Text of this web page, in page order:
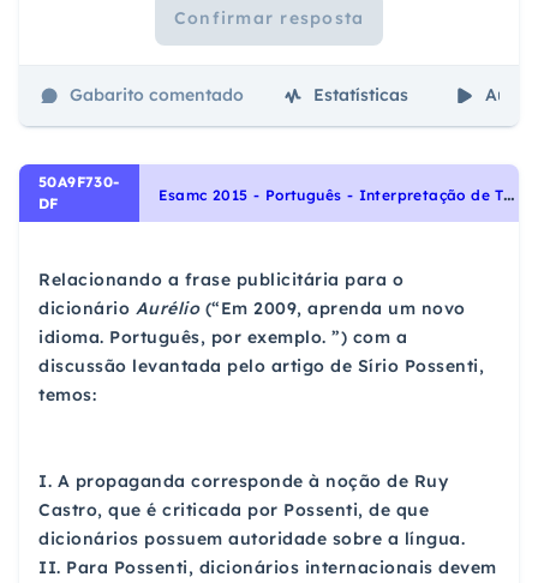
Confirmar resposta
Gabarito comentado Estatísticas Aulas
50A9F730-
DF
E
samc 2015 - Português - Interpretação de Textos, Noções Gerais de Compreensão e Interpretação de Texto
Relacionando a frase publicitária para o
dicionário Aurélio(“Em 2009, aprenda um novo
idioma. Português, por exemplo. ”) com a
discussão levantada pelo artigo de Sírio Possenti,
temos:
I. A propaganda corresponde à noção de Ruy
Castro, que é criticada por Possenti, de que
dicionários possuem autoridade sobre a língua.
II. Para Possenti, dicionários internacionais devem